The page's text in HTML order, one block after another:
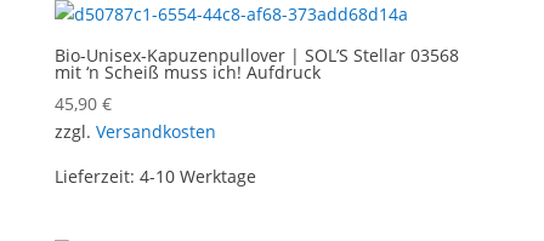
Bio-Unisex-Kapuzenpullover | SOL’S Stellar 03568
mit ‘n Scheiß muss ich! Aufdruck
45,90 €
zzgl. Versandkosten
Lieferzeit: 4-10 Werktage